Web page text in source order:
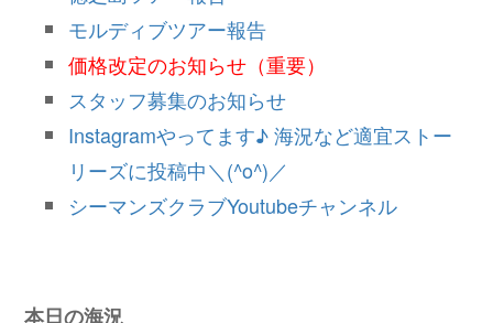
モルディブツアー報告
価格改定のお知らせ（重要）
スタッフ募集のお知らせ
Instagramやってます♪ 海況など適宜ストー
リーズに投稿中＼(^o^)／
シーマンズクラブYoutubeチャンネル
本日の海況